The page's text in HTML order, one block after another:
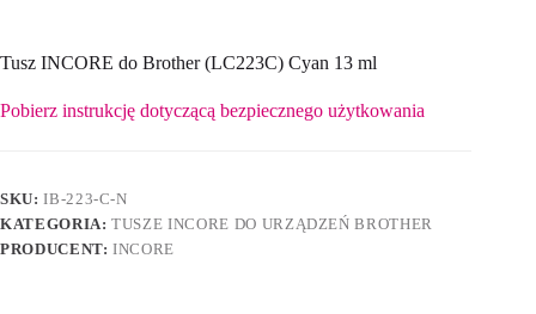
Tusz INCORE do Brother (LC223C) Cyan 13 ml
Pobierz instrukcję dotyczącą bezpiecznego użytkowania
SKU:IB-223-C-N
KATEGORIA:TUSZE INCORE DO URZĄDZEŃ BROTHER
PRODUCENT:INCORE